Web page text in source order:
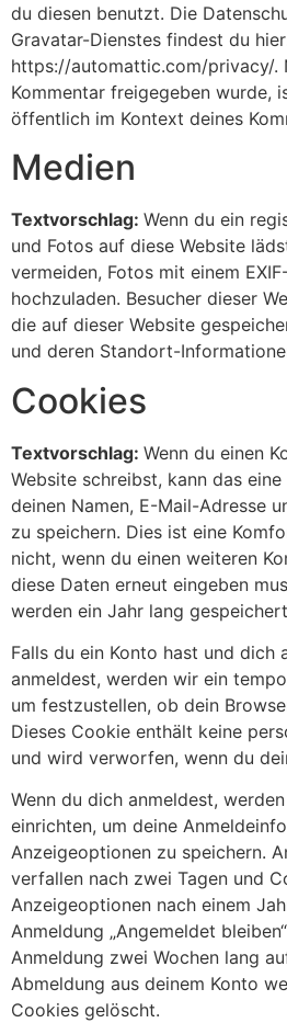
du diesen benutzt. Die
Gravatar-Dienstes findest du
https://automattic.com/privacy/.
Kommentar freigegeben wurde,
öffentlich im Kontext deines
Medien
Textvorschlag: Wenn du ein
und Fotos auf diese Website
vermeiden, Fotos mit einem
hochzuladen. Besucher dieser
die auf dieser Website
und deren Standort-
Cookies
Textvorschlag: Wenn du einen
Website schreibst, kann das
deinen Namen, E-Mail-Adresse
zu speichern. Dies ist eine
nicht, wenn du einen weiteren
diese Daten erneut eingeben
werden ein Jahr lang
Falls du ein Konto hast und dich
anmeldest, werden wir ein
um festzustellen, ob dein
Dieses Cookie enthält keine
und wird verworfen, wenn du
Wenn du dich anmeldest,
einrichten, um deine
Anzeigeoptionen zu speichern.
verfallen nach zwei Tagen und
Anzeigeoptionen nach einem
Anmeldung „Angemeldet
Anmeldung zwei Wochen lang
Abmeldung aus deinem Konto
Cookies gelöscht.